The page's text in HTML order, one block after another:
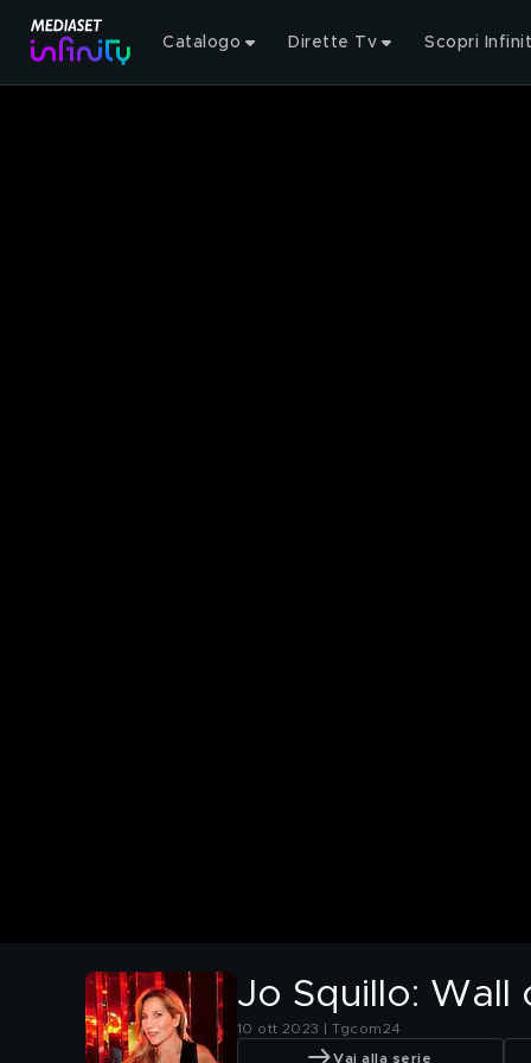
Catalogo Dirette Tv Scopri
Jo Squillo: Wall
10 ott 2023 | Tgcom24
Vai alla serie